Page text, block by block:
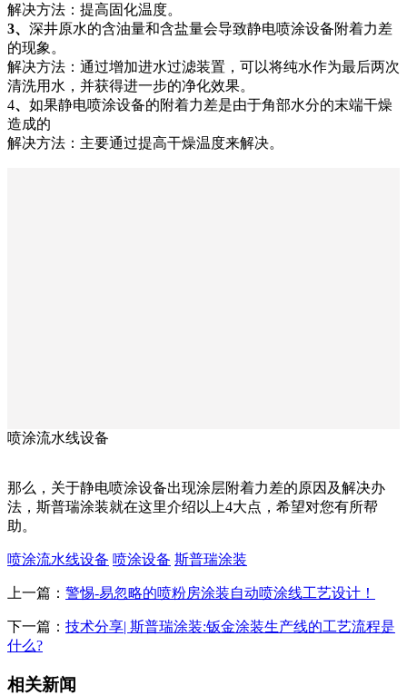
解决方法：提高固化温度。
3、 深井原水的含油量和含盐量会导致静电喷涂设备附着力差
的现象。
解决方法：通过增加进水过滤装置，可以将纯水作为最后两次
清洗用水，并获得进一步的净化效果。
4、 如果静电喷涂设备的附着力差是由于角部水分的末端干燥
造成的
解决方法：主要通过提高干燥温度来解决。
喷涂流水线设备
那么，关于静电喷涂设备出现涂层附着力差的原因及解决办
法，斯普瑞涂装就在这里介绍以上4大点，希望对您有所帮
助。
喷涂流水线设备 喷涂设备 斯普瑞涂装
上一篇： 警惕-易忽略的喷粉房涂装自动喷涂线工艺设计！
下一篇： 技术分享| 斯普瑞涂装:钣金涂装生产线的工艺流程是
什么?
相关新闻